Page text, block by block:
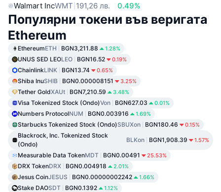
Walmart IncWMT 191,26 лв. 0.49%
Популярни токени във веригата
Ethereum
EthereumETH BGN3,211.88 1.28%
UNUS SED LEOLEO BGN16.52 0.19%
ChainlinkLINK BGN13.74 0.65%
Shiba InuSHIB BGN0.000008151 3.25%
Tether GoldXAUt BGN7,210.59 3.48%
Visa Tokenized Stock (Ondo)Von BGN627.03 0.01%
Numbers ProtocolNUM BGN0.003916 1.69%
Starbucks Tokenized Stock (Ondo)SBUXon BGN180.46 0.15%
Blackrock, Inc. Tokenized Stock
(Ondo)
BLKon BGN1,908.39 1.57%
Measurable Data TokenMDT BGN0.00491 25.53%
DRX TokenDRX BGN0.004918 2.01%
Jesus CoinJESUS BGN0.00000002242 1.66%
Stake DAOSDT BGN0.1392 1.12%